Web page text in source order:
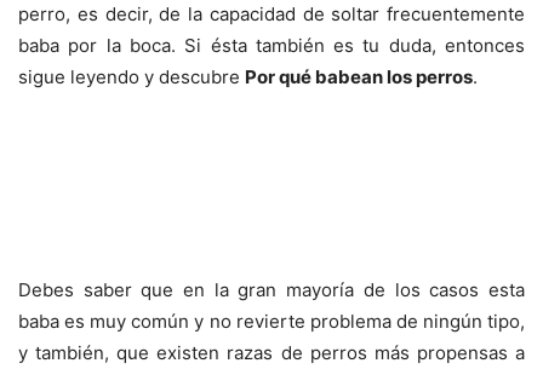
perro, es decir, de la capacidad de soltar frecuentemente
baba por la boca. Si ésta también es tu duda, entonces
sigue leyendo y descubre Por qué babean los perros.
Debes saber que en la gran mayoría de los casos esta
baba es muy común y no revierte problema de ningún tipo,
y también, que existen razas de perros más propensas a